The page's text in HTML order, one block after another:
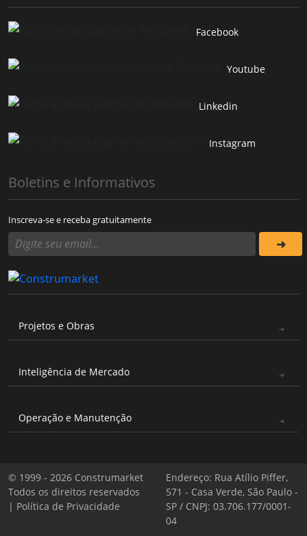
Facebook
Youtube
Linkedin
Instagram
Boletins e Informativos
Inscreva-se e receba gratuitamente
Projetos e Obras
Inteligência de Mercado
Operação e Manutenção
© 1999 - 2026 Construmarket
Todos os direitos reservados
| Política de Privacidade
Endereço: Rua Atílio Piffer,
571 - Casa Verde, São Paulo -
SP / CNPJ: 03.706.177/0001-
04